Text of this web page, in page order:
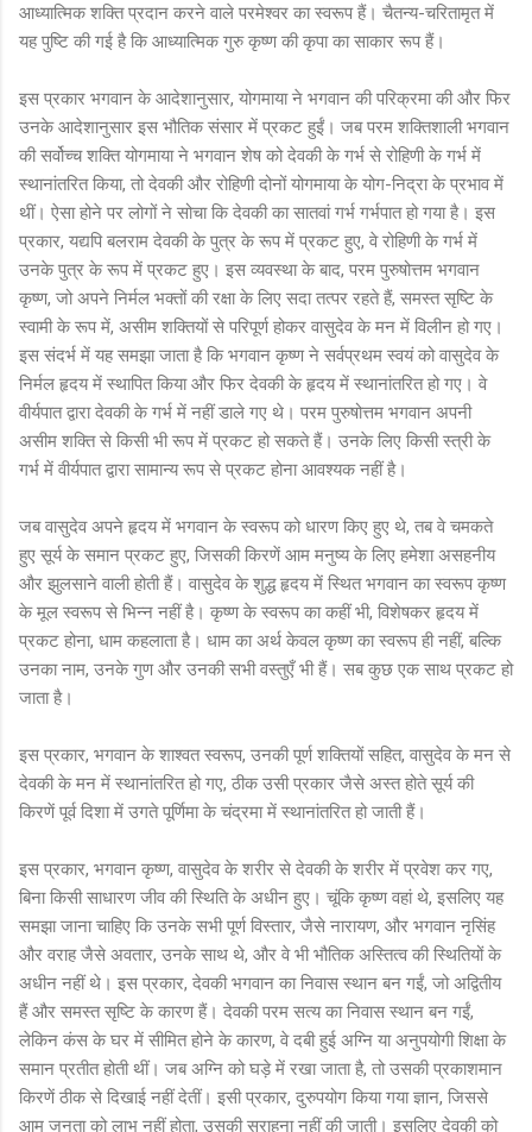
आध्यात्मिक शक्ति प्रदान करने वाले परमेश्वर का स्वरूप हैं। चैतन्य-चरितामृत में
यह पुष्टि की गई है कि आध्यात्मिक गुरु कृष्ण की कृपा का साकार रूप हैं।
इस प्रकार भगवान के आदेशानुसार, योगमाया ने भगवान की परिक्रमा की और फिर
उनके आदेशानुसार इस भौतिक संसार में प्रकट हुईं। जब परम शक्तिशाली भगवान
की सर्वोच्च शक्ति योगमाया ने भगवान शेष को देवकी के गर्भ से रोहिणी के गर्भ में
स्थानांतरित किया, तो देवकी और रोहिणी दोनों योगमाया के योग-निद्रा के प्रभाव में
थीं। ऐसा होने पर लोगों ने सोचा कि देवकी का सातवां गर्भ गर्भपात हो गया है। इस
प्रकार, यद्यपि बलराम देवकी के पुत्र के रूप में प्रकट हुए, वे रोहिणी के गर्भ में
उनके पुत्र के रूप में प्रकट हुए। इस व्यवस्था के बाद, परम पुरुषोत्तम भगवान
कृष्ण, जो अपने निर्मल भक्तों की रक्षा के लिए सदा तत्पर रहते हैं, समस्त सृष्टि के
स्वामी के रूप में, असीम शक्तियों से परिपूर्ण होकर वासुदेव के मन में विलीन हो गए।
इस संदर्भ में यह समझा जाता है कि भगवान कृष्ण ने सर्वप्रथम स्वयं को वासुदेव के
निर्मल हृदय में स्थापित किया और फिर देवकी के हृदय में स्थानांतरित हो गए। वे
वीर्यपात द्वारा देवकी के गर्भ में नहीं डाले गए थे। परम पुरुषोत्तम भगवान अपनी
असीम शक्ति से किसी भी रूप में प्रकट हो सकते हैं। उनके लिए किसी स्त्री के
गर्भ में वीर्यपात द्वारा सामान्य रूप से प्रकट होना आवश्यक नहीं है।
जब वासुदेव अपने हृदय में भगवान के स्वरूप को धारण किए हुए थे, तब वे चमकते
हुए सूर्य के समान प्रकट हुए, जिसकी किरणें आम मनुष्य के लिए हमेशा असहनीय
और झुलसाने वाली होती हैं। वासुदेव के शुद्ध हृदय में स्थित भगवान का स्वरूप कृष्ण
के मूल स्वरूप से भिन्न नहीं है। कृष्ण के स्वरूप का कहीं भी, विशेषकर हृदय में
प्रकट होना, धाम कहलाता है। धाम का अर्थ केवल कृष्ण का स्वरूप ही नहीं, बल्कि
उनका नाम, उनके गुण और उनकी सभी वस्तुएँ भी हैं। सब कुछ एक साथ प्रकट हो
जाता है।
इस प्रकार, भगवान के शाश्वत स्वरूप, उनकी पूर्ण शक्तियों सहित, वासुदेव के मन से
देवकी के मन में स्थानांतरित हो गए, ठीक उसी प्रकार जैसे अस्त होते सूर्य की
किरणें पूर्व दिशा में उगते पूर्णिमा के चंद्रमा में स्थानांतरित हो जाती हैं।
इस प्रकार, भगवान कृष्ण, वासुदेव के शरीर से देवकी के शरीर में प्रवेश कर गए,
बिना किसी साधारण जीव की स्थिति के अधीन हुए। चूंकि कृष्ण वहां थे, इसलिए यह
समझा जाना चाहिए कि उनके सभी पूर्ण विस्तार, जैसे नारायण, और भगवान नृसिंह
और वराह जैसे अवतार, उनके साथ थे, और वे भी भौतिक अस्तित्व की स्थितियों के
अधीन नहीं थे। इस प्रकार, देवकी भगवान का निवास स्थान बन गईं, जो अद्वितीय
हैं और समस्त सृष्टि के कारण हैं। देवकी परम सत्य का निवास स्थान बन गईं,
लेकिन कंस के घर में सीमित होने के कारण, वे दबी हुई अग्नि या अनुपयोगी शिक्षा के
समान प्रतीत होती थीं। जब अग्नि को घड़े में रखा जाता है, तो उसकी प्रकाशमान
किरणें ठीक से दिखाई नहीं देतीं। इसी प्रकार, दुरुपयोग किया गया ज्ञान, जिससे
आम जनता को लाभ नहीं होता, उसकी सराहना नहीं की जाती। इसलिए देवकी को